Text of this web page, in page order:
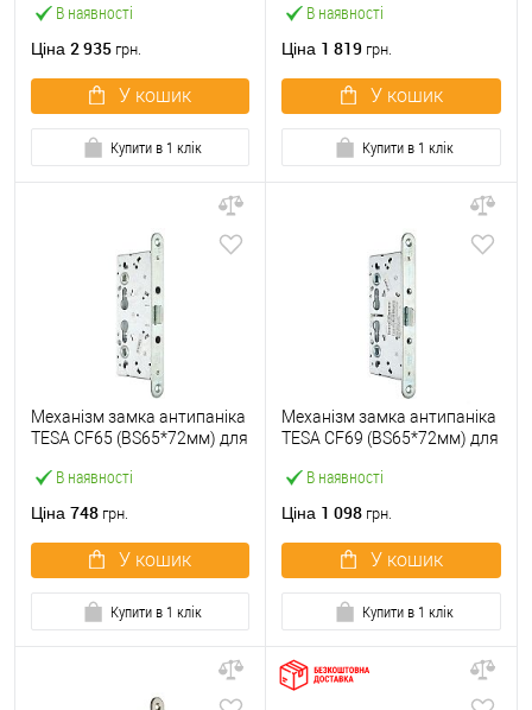
В наявності
Ціна 2 935 грн.
У кошик
Купити в 1 клік
В наявності
Ціна 1 819 грн.
У кошик
Купити в 1 клік
В наявності
Механізм замка антипаніка
TESA CF65 (BS65*72мм) для
дверей
Ціна 748 грн.
У кошик
Купити в 1 клік
В наявності
Механізм замка антипаніка
TESA CF69 (BS65*72мм) для
Ціна 1 098 грн.
У кошик
Купити в 1 клік